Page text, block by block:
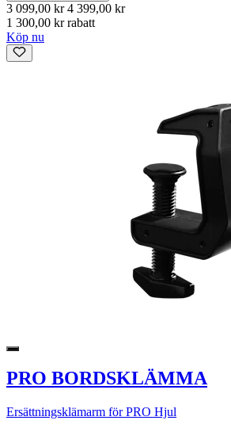
3 099,00 kr 4 399,00 kr
1 300,00 kr rabatt
Köp nu
PRO BORDSKLÄMMA
Ersättningsklämarm för PRO Hjul